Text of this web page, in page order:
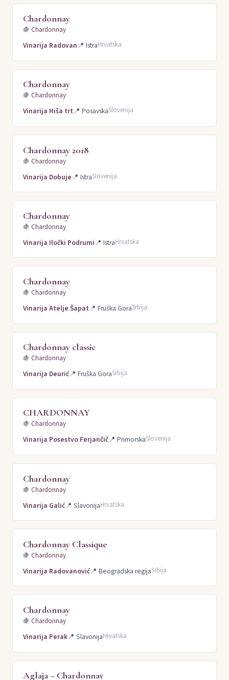
Chardonnay
🍇 Chardonnay
Vinarija Radovan📍 IstraHrvatska
Chardonnay
🍇 Chardonnay
Vinarija Hiša trt📍 PosavskaSlovenija
Chardonnay 2018
🍇 Chardonnay
Vinarija Dobuje📍 IstraSlovenija
Chardonnay
🍇 Chardonnay
Vinarija Iločki Podrumi📍 IstraHrvatska
Chardonnay
🍇 Chardonnay
Vinarija Atelje Šapat📍 Fruška GoraSrbija
Chardonnay classic
🍇 Chardonnay
Vinarija Deurić📍 Fruška GoraSrbija
CHARDONNAY
🍇 Chardonnay
Vinarija Posestvo Ferjančič📍 PrimorskaSlovenija
Chardonnay
🍇 Chardonnay
Vinarija Galić📍 SlavonijaHrvatska
Chardonnay Classique
🍇 Chardonnay
Vinarija Radovanović📍 Beogradska regijaSrbija
Chardonnay
🍇 Chardonnay
Vinarija Perak📍 SlavonijaHrvatska
Aglaja – Chardonnay